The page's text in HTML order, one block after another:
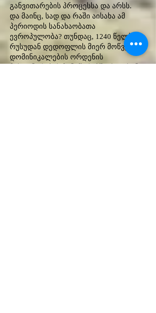
განვითარების პროცესსა და არსს.
და მაინც, სად და რაში აისახა ამ
პერიოდის სანახაობათა
ევროპულობა? თუნდაც, 1240 წელს
რუსუდან დედოფლის მიერ მოწვეულ
დომინიკალების ორდენის